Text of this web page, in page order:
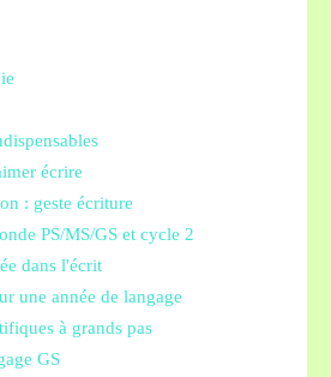
écrire
: geste écriture
PS/MS/GS et cycle 2
dans l'écrit
une année de langage
à grands pas
GS